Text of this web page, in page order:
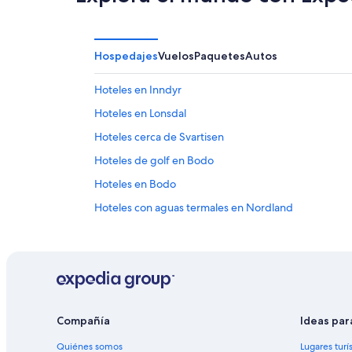
HospedajesVuelosPaquetesAutos
Hoteles en Inndyr
Hoteles en Lonsdal
Hoteles cerca de Svartisen
Hoteles de golf en Bodo
Hoteles en Bodo
Hoteles con aguas termales en Nordland
Compañía
Quiénes somos
Ideas
Lugares